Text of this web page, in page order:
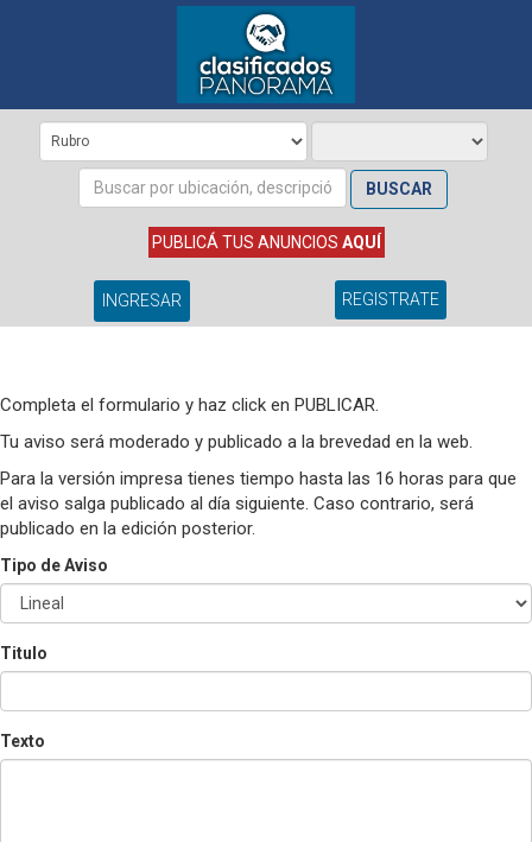
BUSCAR
PUBLICÁ TUS ANUNCIOS AQUÍ
INGRESAR REGISTRATE
Completa el formulario y haz click en PUBLICAR.
Tu aviso será moderado y publicado a la brevedad en la web.
Para la versión impresa tienes tiempo hasta las 16 horas para que
el aviso salga publicado al día siguiente. Caso contrario, será
publicado en la edición posterior.
Tipo de Aviso
Titulo
Texto